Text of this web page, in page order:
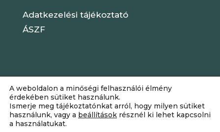
Adatkezelési tájékoztató
ÁSZF
A weboldalon a minőségi felhasználói élmény
érdekében sütiket használunk.
Ismerje meg tájékoztatónkat arról, hogy milyen sütiket
használunk, vagy a beállítások résznél ki lehet kapcsolni
a használatukat.